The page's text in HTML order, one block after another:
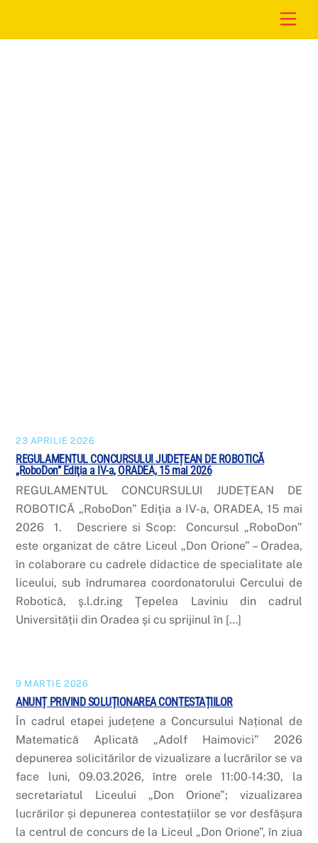
23 APRILIE 2026
REGULAMENTUL CONCURSULUI JUDEȚEAN DE ROBOTICĂ
„RoboDon” Ediţia a IV-a, ORADEA, 15 mai 2026
REGULAMENTUL CONCURSULUI JUDEȚEAN DE
ROBOTICĂ „RoboDon” Ediţia a IV-a, ORADEA, 15 mai
2026 1. Descriere si Scop: Concursul „RoboDon”
este organizat de către Liceul „Don Orione” – Oradea,
în colaborare cu cadrele didactice de specialitate ale
liceului, sub îndrumarea coordonatorului Cercului de
Robotică, ş.l.dr.ing Ţepelea Laviniu din cadrul
Universității din Oradea şi cu sprijinul în […]
9 MARTIE 2026
ANUNȚ PRIVIND SOLUȚIONAREA CONTESTAȚIILOR
În cadrul etapei județene a Concursului Național de
Matematică Aplicată „Adolf Haimovici” 2026
depunerea solicitărilor de vizualizare a lucrărilor se va
face luni, 09.03.2026, între orele 11:00-14:30, la
secretariatul Liceului „Don Orione”; vizualizarea
lucrărilor și depunerea contestațiilor se vor desfășura
la centrul de concurs de la Liceul „Don Orione”, în ziua